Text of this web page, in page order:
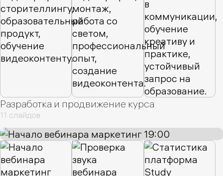
Разработка и продвижение курса
11 слайдов